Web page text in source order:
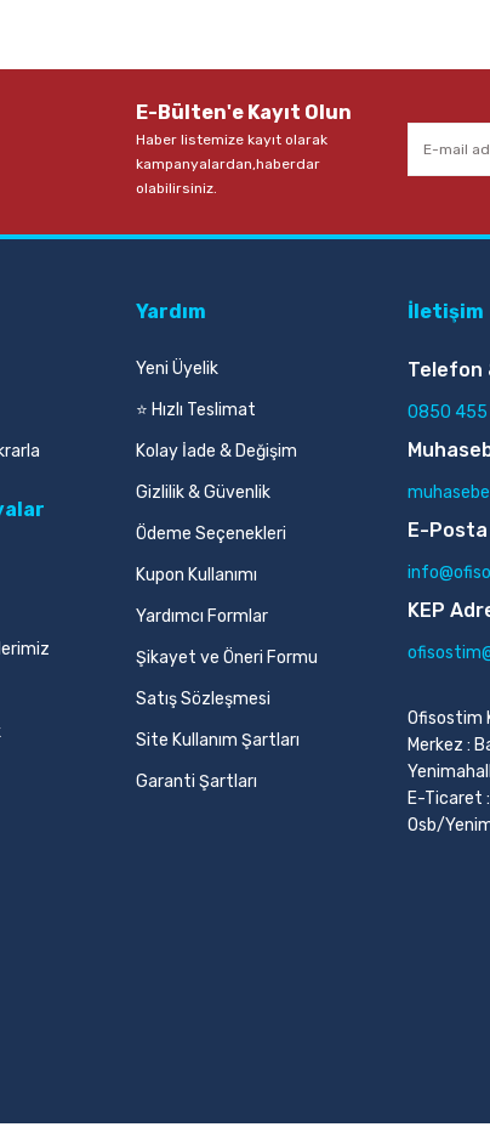
E-Bülten'e Kayıt Olun
Haber listemize kayıt olarak
kampanyalardan,haberdar
olabilirsiniz.
Yardım
Yeni Üyelik
⭐ Hızlı Teslimat
Kolay İade & Değişim
Gizlilik & Güvenlik
Ödeme Seçenekleri
Kupon Kullanımı
Yardımcı Formlar
Şikayet ve Öneri Formu
Satış Sözleşmesi
Site Kullanım Şartları
Garanti Şartları
İletişim
Telefon
0850 455
E-Posta
KEP
Ofisostim
Merkez :
E-Ticaret
Osb/